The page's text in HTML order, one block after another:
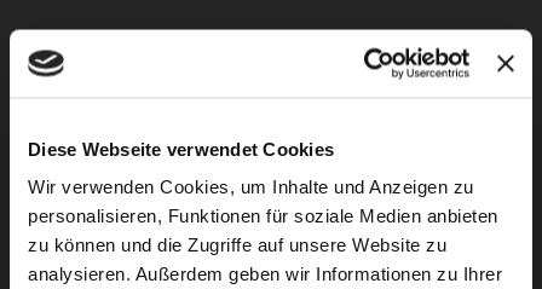
Diese Webseite verwendet Cookies
Wir verwenden Cookies, um Inhalte und Anzeigen zu
personalisieren, Funktionen für soziale Medien anbieten
zu können und die Zugriffe auf unsere Website zu
analysieren. Außerdem geben wir Informationen zu Ihrer